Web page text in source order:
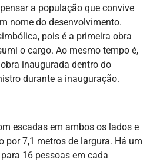
a população que convive
nome do desenvolvimento.
pois é a primeira obra
o cargo. Ao mesmo tempo é,
inaugurada dentro do
durante a inauguração.
escadas em ambos os lados e
por 7,1 metros de largura. Há um
16 pessoas em cada